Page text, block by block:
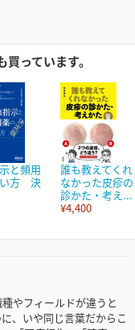
っています。
と頻用
方 決
誰も教えてくれ
なかった皮疹の
診かた・考え...
¥4,400
やフィールドが違うと
、いや同じ言葉だからこ